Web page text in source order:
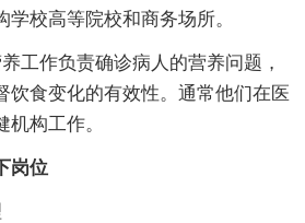
校高等院校和商务场所。
工作负责确诊病人的营养问题，
饮食变化的有效性。通常他们在医
构工作。
岗位